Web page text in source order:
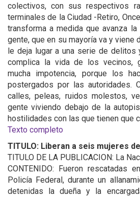
colectivos, con sus respectivos
terminales de la Ciudad -Retiro,
transforma a medida que avanza la
gente, que en su mayoría va y viene
le deja lugar a una serie de delitos
complica la vida de los vecinos,
mucha impotencia, porque los
postergados por las autoridades.
calles, peleas, ruidos molestos,
gente viviendo debajo de la
hostilidades con las que tienen que
Texto completo
TITULO: Liberan a seis mujeres
TITULO DE LA PUBLICACION: La
CONTENIDO: Fueron rescatadas
Policía Federal, durante un
detenidas la dueña y la